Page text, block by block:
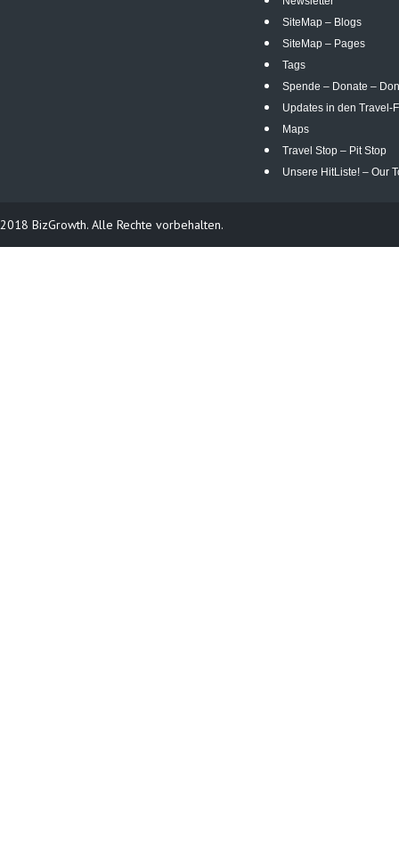
SiteMap – Blogs
SiteMap – Pages
Tags
Spende – Donate –
Updates in den Travel-
Maps
Travel Stop – Pit Stop
Unsere HitListe! – Our
2018 BizGrowth. Alle Rechte vorbehalten.